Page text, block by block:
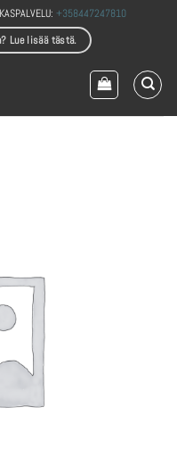
+358447247810
Lue lisää tästä.